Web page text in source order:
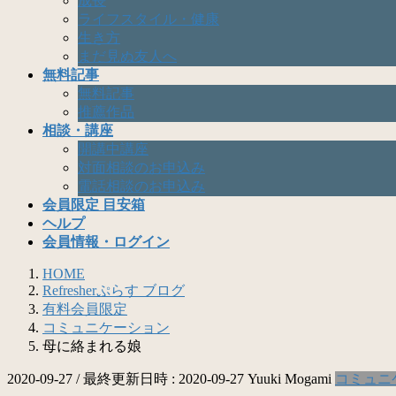
ライフスタイル・健康
生き方
まだ見ぬ友人へ
無料記事
無料記事
推薦作品
相談・講座
開講中講座
対面相談のお申込み
電話相談のお申込み
会員限定 目安箱
ヘルプ
会員情報・ログイン
HOME
Refresherぷらす ブログ
有料会員限定
コミュニケーション
母に絡まれる娘
2020-09-27 / 最終更新日時 : 2020-09-27 Yuuki Mogami コミュニ